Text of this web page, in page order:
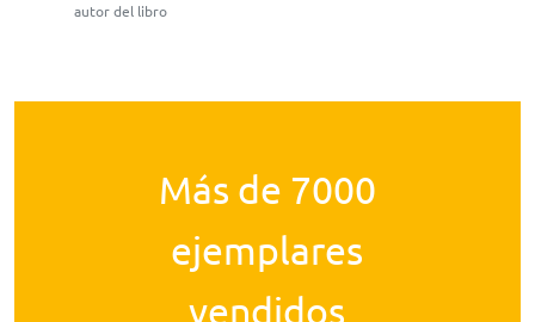
autor del libro
Más de 7000
ejemplares
vendidos